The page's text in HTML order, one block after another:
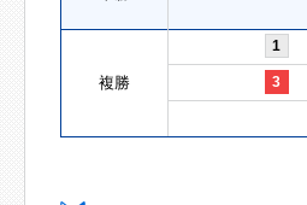
複勝
1
3